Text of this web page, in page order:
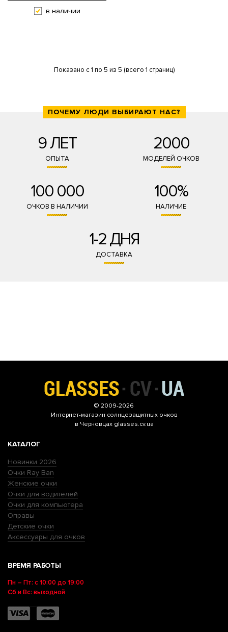
в наличии
Показано с 1 по 5 из 5 (всего 1 страниц)
ПОЧЕМУ ЛЮДИ ВЫБИРАЮТ НАС?
9 ЛЕТ
ОПЫТА
2000
МОДЕЛЕЙ ОЧКОВ
100 000
ОЧКОВ В НАЛИЧИИ
100%
НАЛИЧИЕ
1-2 ДНЯ
ДОСТАВКА
© 2009-2026
Интернет-магазин солнцезащитных очков
в Черновцах glasses.cv.ua
КАТАЛОГ
Новинки 2026
Очки Ray Ban
Женские очки
Очки для водителей
Очки для компьютера
Оправы
Детские очки
Аксессуары для очков
ВРЕМЯ РАБОТЫ
Пн – Пт: с 10:00 до 19:00
Сб и Вс: выходной